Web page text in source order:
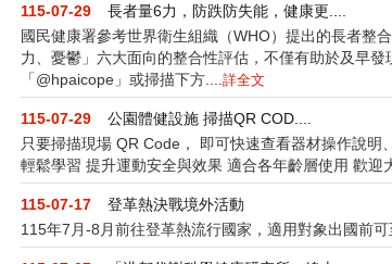
115-07-29
長者量6力，防跌防失能，健康更....
國民健康署參考世界衛生組織（WHO）提出的長者整
力、憂鬱」六大面向的整合性評估，不僅有助於及早
「@hpaicope」或掃描下方.... 詳全文
115-07-29
公園體健設施 掃描QR COD....
只要掃描現場 QR Code， 即可快速查看器材操作說
輕鬆學習 提升運動安全與效果 適合各年齡層使用 歡迎
115-07-17
登革熱決戰境外活動
115年7月-8月前往登革熱流行國家，適用對象出國前